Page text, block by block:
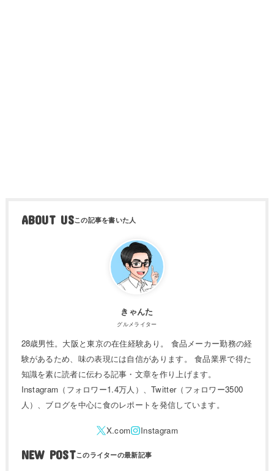
ABOUT US
きゃんた
グルメライター
28歳男性。大阪と東京の在住経験あり。 食品メーカー勤務の経
験があるため、味の表現には自信があります。 食品業界で得た
知識を素に読者に伝わる記事・文章を作り上げます。
Instagram（フォロワー1.4万人）、Twitter（フォロワー3500
人）、ブログを中心に食のレポートを発信しています。
NEW POST